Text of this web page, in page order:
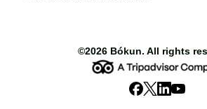
©2026 Bókun. All rights